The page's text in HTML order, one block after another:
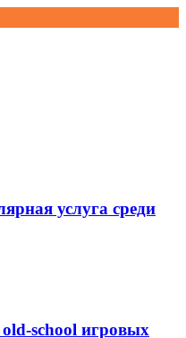
услуга среди
school игровых